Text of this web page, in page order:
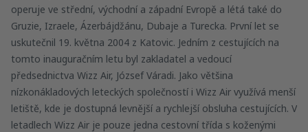
operuje ve střední, východní a západní Evropě a létá také do
Gruzie, Izraele, Ázerbájdžánu, Dubaje a Turecka. První let se
uskutečnil 19. května 2004 z Katovic. Jedním z cestujících na
tomto inauguračním letu byl zakladatel a vedoucí
předsednictva Wizz Air, József Váradi. Jako většina
nízkonákladových leteckých společností i Wizz Air využívá menší
letiště, kde je dostupná levnější a rychlejší obsluha cestujících. V
letadlech Wizz Air je pouze jedna cestovní třída s koženými